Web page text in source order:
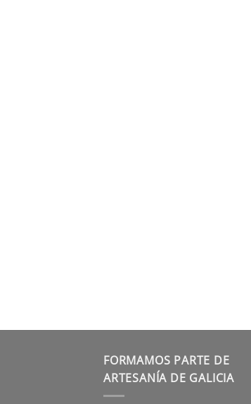
FORMAMOS PARTE DE
ARTESANÍA DE GALICIA